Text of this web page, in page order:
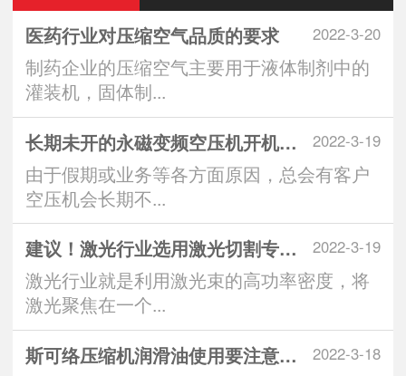
2022-3-20
医药行业对压缩空气品质的要求
制药企业的压缩空气主要用于液体制剂中的
灌装机，固体制...
2022-3-19
长期未开的永磁变频空压机开机注意
由于假期或业务等各方面原因，总会有客户
空压机会长期不...
2022-3-19
建议！激光行业选用激光切割专用空
激光行业就是利用激光束的高功率密度，将
激光聚焦在一个...
2022-3-18
斯可络压缩机润滑油使用要注意什么